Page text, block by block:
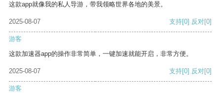
这款app就像我的私人导游，带我领略世界各地的美景。
2025-08-07 支持[0] 反对[0]
游客
这款加速器app的操作非常简单，一键加速就能开启，非常方便。
2025-08-07 支持[0] 反对[0]
游客